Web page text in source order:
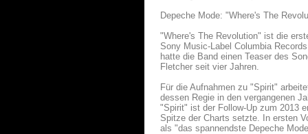
Depeche Mode: "Where's The
"Where's The Revolution" ist die
Sony Music-Label Columbia
hatte die Band einen Teaser des
Fletcher seit vier Jahren.
Für die Aufnahmen zu "Spirit"
dessen Regie in den vergangenen
"Spirit" ist der Follow-Up zum 2013
Spitze der Charts setzte. In ersten
als "das spannendste Depeche